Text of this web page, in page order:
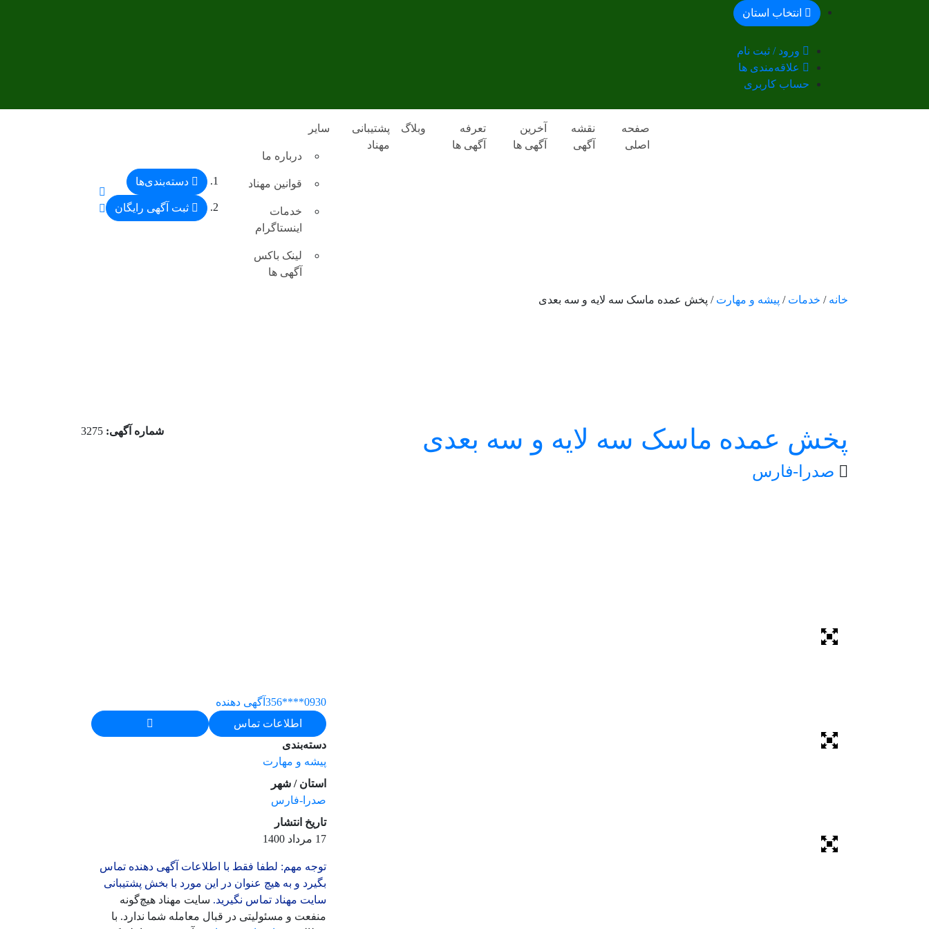
ورود / ثبت نام
علاقه‌مندی ها
حساب کاربری
صفحه
اصلی
نقشه
آگهی
آخرین
آگهی ها
تعرفه
آگهی ها
وبلاگ
پشتیبانی
مهناد
سایر
درباره ما
قوانین مهناد
خدمات
اینستاگرام
لینک باکس
آگهی ها
دسته‌بندی‌ها
ثبت آگهی رایگان
خانه / خدمات / پیشه و مهارت / پخش عمده ماسک سه لایه و سه بعدی
پخش عمده ماسک سه لایه و سه بعدی
صدرا-فارس
شماره آگهی: 3275
0930****356
آگهی دهنده
اطلاعات تماس
دسته‌بندی
پیشه و مهارت
استان / شهر
صدرا-فارس
تاریخ انتشار
17 مرداد 1400
توجه مهم: لطفا فقط با اطلاعات آگهی دهنده تماس
بگیرد و به هیچ عنوان در این مورد با بخش پشتیبانی
سایت مهناد تماس نگیرید. سایت مهناد هیچ‌گونه
منفعت و مسئولیتی در قبال معامله شما ندارد. با